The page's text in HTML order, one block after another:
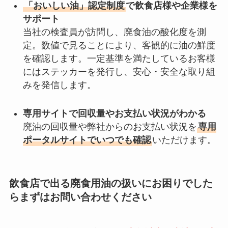
「おいしい油」認定制度で飲食店様や企業様を
サポート
当社の検査員が訪問し、廃食油の酸化度を測
定。数値で見ることにより、客観的に油の鮮度
を確認します。一定基準を満たしているお客様
にはステッカーを発行し、安心・安全な取り組
みを発信します。
専用サイトで回収量やお支払い状況がわかる
廃油の回収量や弊社からのお支払い状況を専用
ポータルサイトでいつでも確認いただけます。
飲食店で出る廃食用油の扱いにお困りでした
らまずはお問い合わせください